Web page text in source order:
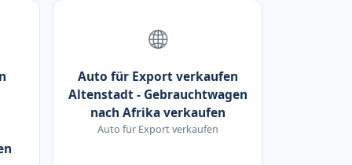
Auto für Export verkaufen
Altenstadt - Gebrauchtwagen
nach Afrika verkaufen
Auto für Export verkaufen